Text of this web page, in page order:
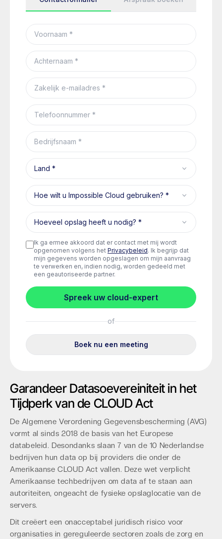
Garandeer Datasoevereiniteit in het
Tijdperk van de CLOUD Act
De Algemene Verordening Gegevensbescherming (AVG)
vormt al sinds 2018 de basis van het Europese
databeleid. Desondanks slaan 7 van de 10 Nederlandse
bedrijven hun data op bij providers die onder de
Amerikaanse CLOUD Act vallen. Deze wet verplicht
Amerikaanse techbedrijven om data af te staan aan
autoriteiten, ongeacht de fysieke opslaglocatie van de
servers.
Dit creëert een onacceptabel juridisch risico voor
organisaties in gereguleerde sectoren zoals de zorg en